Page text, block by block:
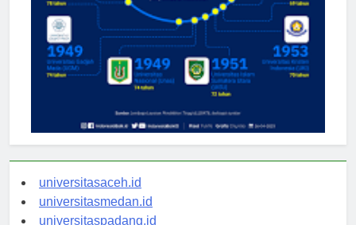
universitasaceh.id
universitasmedan.id